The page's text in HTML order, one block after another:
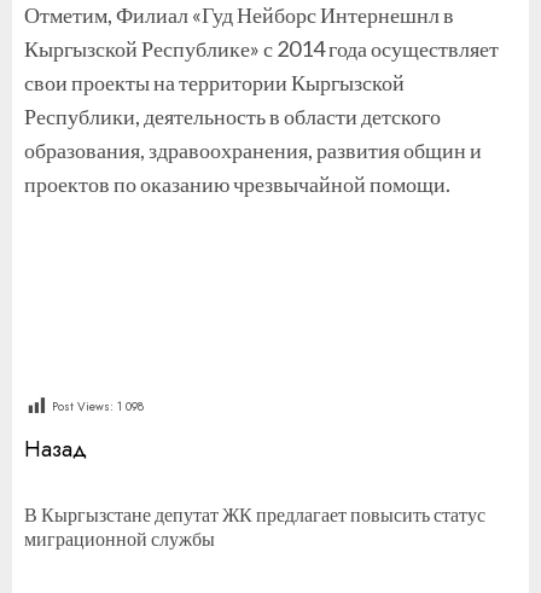
Отметим, Филиал «Гуд Нейборс Интернешнл в
Кыргызской Республике» с 2014 года осуществляет
свои проекты на территории Кыргызской
Республики, деятельность в области детского
образования, здравоохранения, развития общин и
проектов по оказанию чрезвычайной помощи.
Post Views: 1 098
Продолжить
Назад
В Кыргызстане депутат ЖК предлагает повысить статус
миграционной службы